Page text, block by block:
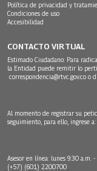
Política de privacidad y
Condiciones de uso
Accesibilidad
CONTACTO VIRTUAL
Estimado Ciudadano: Para
la Entidad puede remitir lo
correspondencia@rtvc.gov.co o
Al momento de registrar su
seguimiento, para ello, ingrese a:
Asesor en línea: lunes 9:30 a.m.
(+57) (601) 2200700